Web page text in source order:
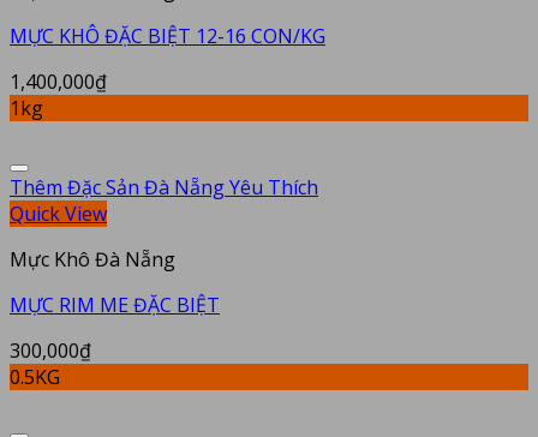
MỰC KHÔ ĐẶC BIỆT 12-16 CON/KG
1,400,000₫
1kg
Thêm Đặc Sản Đà Nẵng Yêu Thích
Quick View
Mực Khô Đà Nẵng
MỰC RIM ME ĐẶC BIỆT
300,000₫
0.5KG